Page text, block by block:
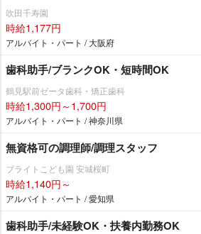
吹田千寿園
時給1,177円
アルバイト・パート / 大阪府
歯科助手/ブランクOK・短時間OK
鶴見駅前ゼータ歯科・矯正歯科
時給1,300円～1,700円
アルバイト・パート / 神奈川県
無資格可の調理師/調理スタッフ
ブライトこども園 安城桜町
時給1,140円～
アルバイト・パート / 愛知県
歯科助手/未経験OK・扶養内勤務OK